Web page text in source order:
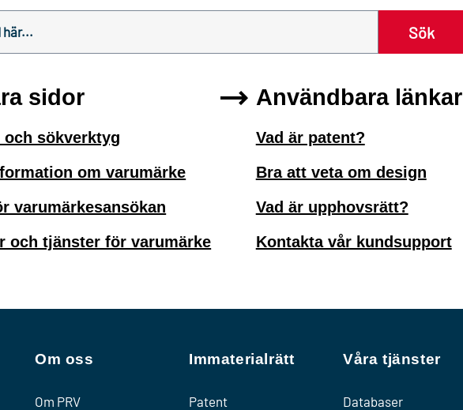
Sök
sidor
och sökverktyg
om varumärke
varumärkesansökan
och tjänster för varumärke
Användbara länkar
Vad är patent?
Bra att veta om design
Vad är upphovsrätt?
Kontakta vår kundsupport
Om oss
Om PRV
Immaterialrätt
Patent
Våra tjänster
Databaser